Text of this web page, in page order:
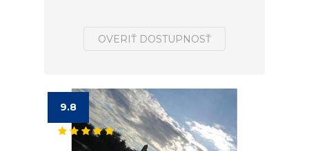
OVERIŤ DOSTUPNOSŤ
9.8